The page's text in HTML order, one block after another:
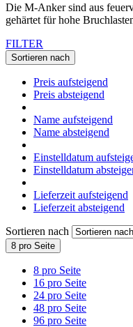
Die M-Anker sind aus
gehärtet für hohe
FILTER
Sortieren nach
Preis aufsteigend
Preis absteigend
Name aufsteigend
Name absteigend
Einstelldatum
Einstelldatum
Lieferzeit aufsteigend
Lieferzeit absteigend
Sortieren nach
8 pro Seite
8 pro Seite
16 pro Seite
24 pro Seite
48 pro Seite
96 pro Seite